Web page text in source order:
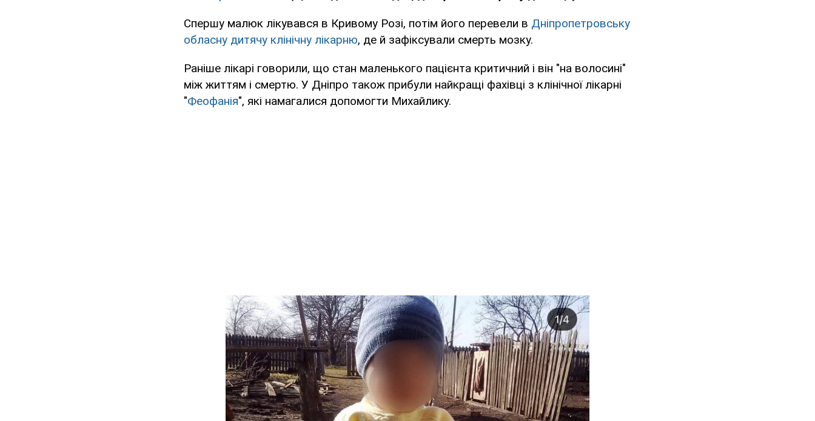
Спершу малюк лікувався в Кривому Розі, потім його перевели в Дніпропетровську
обласну дитячу клінічну лікарню, де й зафіксували смерть мозку.
Раніше лікарі говорили, що стан маленького пацієнта критичний і він "на волосині"
між життям і смертю. У Дніпро також прибули найкращі фахівці з клінічної лікарні
"Феофанія", які намагалися допомогти Михайлику.